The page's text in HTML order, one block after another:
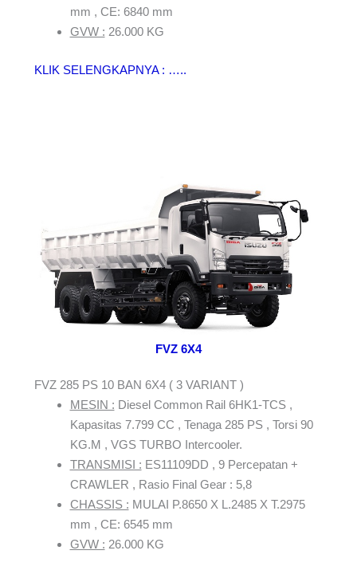
mm , CE: 6840 mm
GVW : 26.000 KG
KLIK SELENGKAPNYA : …..
FVZ 6X4
FVZ 285 PS 10 BAN 6X4 ( 3 VARIANT )
MESIN : Diesel Common Rail 6HK1-TCS ,
Kapasitas 7.799 CC , Tenaga 285 PS , Torsi 90
KG.M , VGS TURBO Intercooler.
TRANSMISI : ES11109DD , 9 Percepatan +
CRAWLER , Rasio Final Gear : 5,8
CHASSIS : MULAI P.8650 X L.2485 X T.2975
mm , CE: 6545 mm
GVW : 26.000 KG